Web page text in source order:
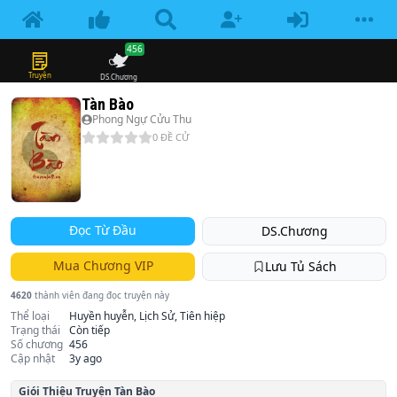
Truyện DS.Chương
456
Tàn Bào
Phong Ngự Cửu Thu
0 ĐỀ CỬ
Đọc Từ Đầu DS.Chương
Mua Chương VIP Lưu Tủ Sách
4620 thành viên đang đọc truyện này
Thể loại
Huyền huyễn, Lịch Sử, Tiên hiệp
Trạng thái
Còn tiếp
Số chương 456
Cập nhật
3y ago
Giói Thiệu Truyện Tàn Bào